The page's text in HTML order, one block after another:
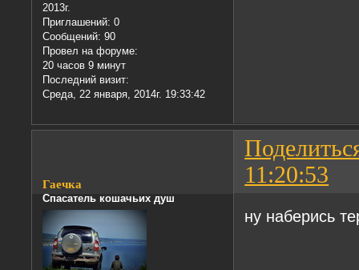
2013г.
Приглашений: 0
Сообщений: 90
Провел на форуме:
20 часов 9 минут
Последний визит:
Среда, 22 января, 2014г. 19:33:42
11:20:53
Гаечка
Спасатель кошачьих душ
ну наберись